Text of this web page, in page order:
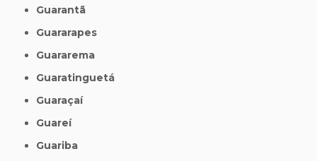
Guarantã
Guararapes
Guararema
Guaratinguetá
Guaraçaí
Guareí
Guariba